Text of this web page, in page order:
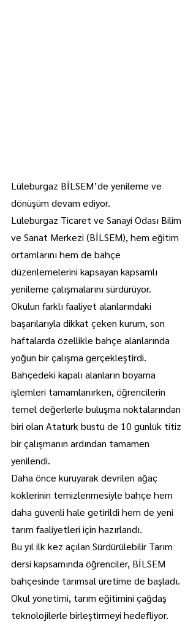
Lüleburgaz BİLSEM’de yenileme ve
dönüşüm devam ediyor.
Lüleburgaz Ticaret ve Sanayi Odası Bilim
ve Sanat Merkezi (BİLSEM), hem eğitim
ortamlarını hem de bahçe
düzenlemelerini kapsayan kapsamlı
yenileme çalışmalarını sürdürüyor.
Okulun farklı faaliyet alanlarındaki
başarılarıyla dikkat çeken kurum, son
haftalarda özellikle bahçe alanlarında
yoğun bir çalışma gerçekleştirdi.
Bahçedeki kapalı alanların boyama
işlemleri tamamlanırken, öğrencilerin
temel değerlerle buluşma noktalarından
biri olan Atatürk büstü de 10 günlük titiz
bir çalışmanın ardından tamamen
yenilendi.
Daha önce kuruyarak devrilen ağaç
köklerinin temizlenmesiyle bahçe hem
daha güvenli hale getirildi hem de yeni
tarım faaliyetleri için hazırlandı.
Bu yıl ilk kez açılan Sürdürülebilir Tarım
dersi kapsamında öğrenciler, BİLSEM
bahçesinde tarımsal üretime de başladı.
Okul yönetimi, tarım eğitimini çağdaş
teknolojilerle birleştirmeyi hedefliyor.